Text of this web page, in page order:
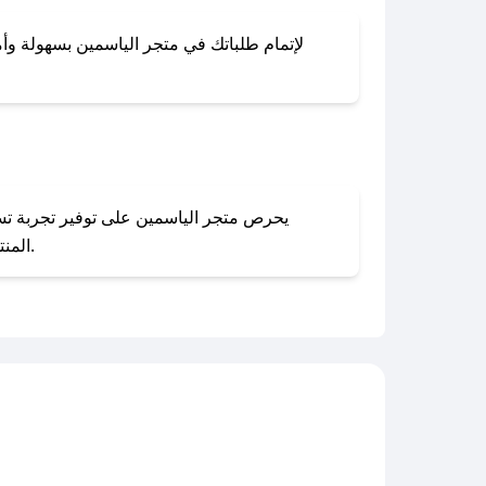
لإتمام طلباتك في متجر الياسمين بسهولة
المنتجات بحالتها الأصلية وغير مستخدمة. يمكنك تقديم طلب الإرجاع بسهولة عبر موقعنا الإلكتروني أو من خلال خدمة العملاء.